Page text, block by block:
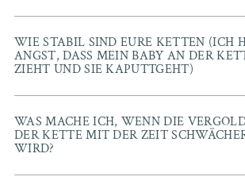
WIE STABIL SIND EURE KETTEN (ICH
ANGST, DASS MEIN BABY AN DER
ZIEHT UND SIE KAPUTTGEHT)
WAS MACHE ICH, WENN DIE
DER KETTE MIT DER ZEIT
WIRD?